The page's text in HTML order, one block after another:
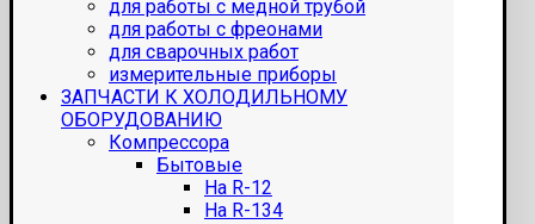
для работы с медной трубой
для работы с фреонами
для сварочных работ
измерительные приборы
ЗАПЧАСТИ К ХОЛОДИЛЬНОМУ
ОБОРУДОВАНИЮ
Компрессора
Бытовые
На R-12
На R-134